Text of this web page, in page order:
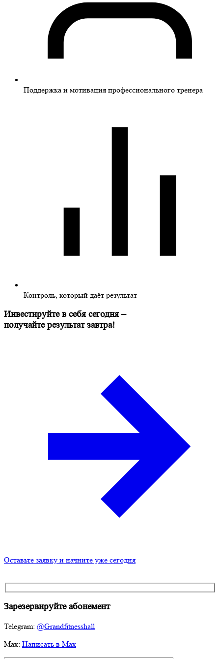
Поддержка и мотивация профессионального тренера
Контроль, который даёт результат
Инвестируйте в себя сегодня –
получайте результат завтра!
Оставьте заявку и начните уже сегодня
Зарезервируйтеабонемент
Telegram: @Grandfitnesshall
Мах: Написать в Max